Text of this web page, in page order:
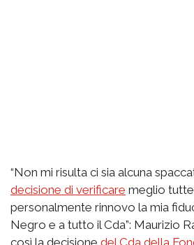
“Non mi risulta ci sia alcuna
decisione di verificare meglio
personalmente rinnovo la mia
Negro e a tutto il Cda”: Maurizio